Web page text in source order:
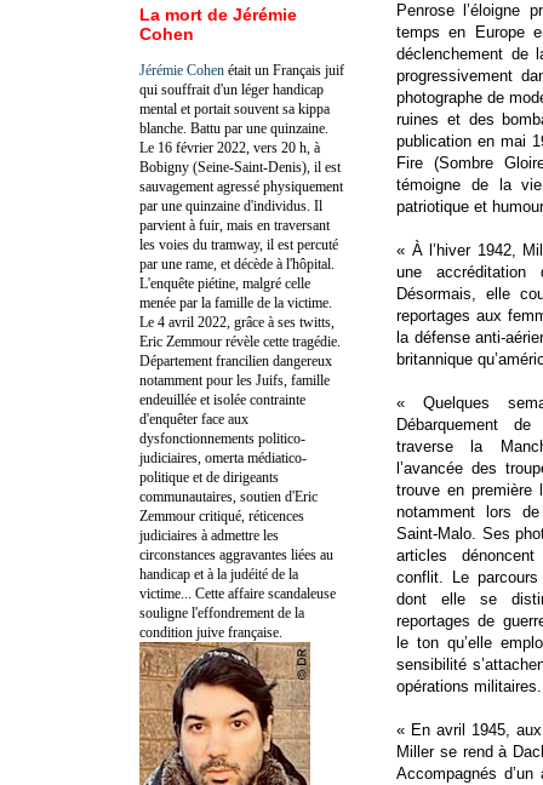
Penrose l’éloigne
temps en Europe
déclenchement de
progressivement
photographe de
ruines et des
publication en mai
Fire (Sombre
témoigne de la
patriotique et
« À l’hiver 1942,
une
Désormais, elle
reportages aux
la défense anti-
britannique
« Quelques
Débarquement
traverse la
l’avancée des
trouve en première
notamment lors
Saint-Malo. Ses
articles
conflit. Le
dont elle se
reportages de
le ton qu’elle
sensibilité
opérations
« En avril 1945,
Miller se rend à
Accompagnés
La mort de Jérémie
Cohen
Jérémie Cohen était un Français juif
qui souffrait d'un léger handicap
mental et portait souvent sa kippa
blanche. Battu par une quinzaine.
Le 16 février 2022, vers 20 h, à
Bobigny (Seine-Saint-Denis), il est
sauvagement agressé physiquement
par une quinzaine d'individus. Il
parvient à fuir, mais en traversant
les voies du tramway, il est percuté
par une rame, et décède à l'hôpital.
L'enquête piétine, malgré celle
menée par la famille de la victime.
Le 4 avril 2022, grâce à ses twitts,
Eric Zemmour révèle cette tragédie.
Département francilien dangereux
notamment pour les Juifs, famille
endeuillée et isolée contrainte
d'enquêter face aux
dysfonctionnements politico-
judiciaires, omerta médiatico-
politique et de dirigeants
communautaires, soutien d'Eric
Zemmour critiqué, réticences
judiciaires à admettre les
circonstances aggravantes liées au
handicap et à la judéité de la
victime... Cette affaire scandaleuse
souligne l'effondrement de la
condition juive française.